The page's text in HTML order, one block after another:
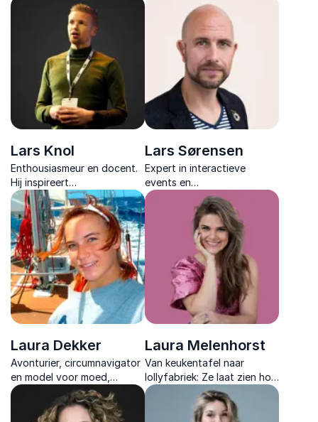
ervaring in analyse,
moderatie en inspirerende
expert in storytelling en
framing, die helpt om
boodschappen krachtig
over te brengen.
Lars Knol
Enthousiasmeur en docent.
Hij inspireert
onderwijsprofessionals met
AI, digitale didactiek en
efficiëntere processen voor
toekomstgericht onderwijs.
Lars Sørensen
Expert in interactieve
events en
dagvoorzitterschap, met
ervaring in live
communicatie en
eventdesign in NL en ENG.
Laura Dekker
Avonturier, circumnavigator
en model voor moed,
toewijding en hoe je dromen
tot werkelijkheid kunt
maken.
Laura Melenhorst
Van keukentafel naar
lollyfabriek: Ze laat zien hoe
nieuwsgierigheid en plezier
leiden tot innovatie en
werkgeluk.